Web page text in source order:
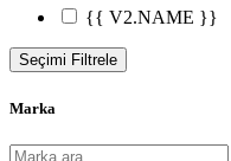
{{ V2.NAME }}
Seçimi Filtrele
Marka